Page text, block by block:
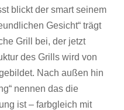
blickt der smart seinem
Gesicht“ trägt
Grill bei, der jetzt
des Grills wird von
Nach außen hin
nennen das die
ist – farbgleich mit